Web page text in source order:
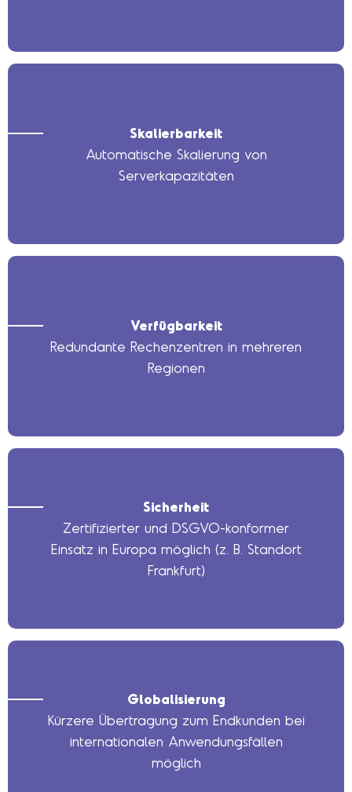
Skalierbarkeit
Automatische Skalierung von
Serverkapazitäten
Verfügbarkeit
Redundante Rechenzentren in mehreren
Regionen
Sicherheit
Zertifizierter und DSGVO-konformer
Einsatz in Europa möglich (z. B. Standort
Frankfurt)
Globalisierung
Kürzere Übertragung zum Endkunden bei
internationalen Anwendungsfällen
möglich